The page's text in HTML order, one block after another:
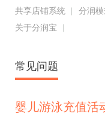
共享店铺系统
分润
关于分润宝
常见问题
婴儿游泳充值活